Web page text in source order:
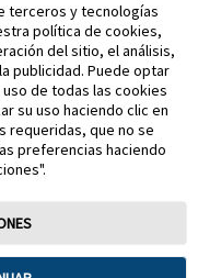
care división
marcas comerciales de
Para mayor información lea
terceros y tecnologías
política de cookies,
del sitio, el análisis,
publicidad. Puede optar
de todas las cookies
su uso haciendo clic en
requeridas, que no se
preferencias haciendo